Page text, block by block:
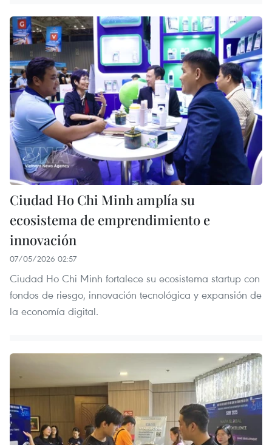
Ciudad Ho Chi Minh amplía su
ecosistema de emprendimiento e
innovación
07/05/2026 02:57
Ciudad Ho Chi Minh fortalece su ecosistema startup con
fondos de riesgo, innovación tecnológica y expansión de
la economía digital.